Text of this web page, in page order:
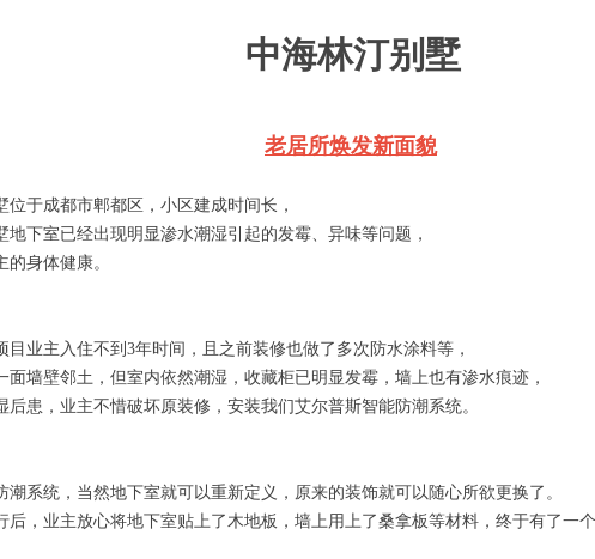
中海林汀别墅
老居所焕发新面貌
位于成都市郫都区，小区建成时间长，
地下室已经出现明显渗水潮湿引起的发霉、异味等问题，
的身体健康。
目业主入住不到3年时间，且之前装修也做了多次防水涂料等，
面墙壁邻土，但室内依然潮湿，收藏柜已明显发霉，墙上也有渗水痕迹，
后患，业主不惜破坏原装修，安装我们艾尔普斯智能防潮系统。
潮系统，当然地下室就可以重新定义，原来的装饰就可以随心所欲更换了。
后，业主放心将地下室贴上了木地板，墙上用上了桑拿板等材料，终于有了一